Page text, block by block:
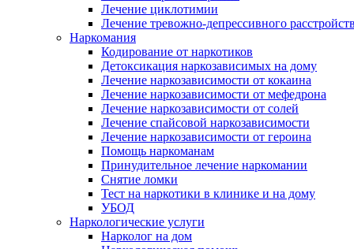
Лечение циклотимии
Лечение тревожно-депрессивного
Наркомания
Кодирование от наркотиков
Детоксикация наркозависимых на дому
Лечение наркозависимости от кокаина
Лечение наркозависимости от мефедрона
Лечение наркозависимости от солей
Лечение спайсовой наркозависимости
Лечение наркозависимости от героина
Помощь наркоманам
Принудительное лечение наркомании
Снятие ломки
Тест на наркотики в клинике и на дому
УБОД
Наркологические услуги
Нарколог на дом